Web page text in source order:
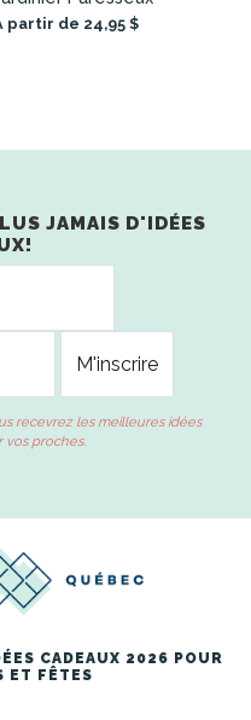
partir de 24,95 $
JAMAIS D'IDÉES
recevrez les meilleures idées
vos proches.
CADEAUX 2026 POUR
ET FÊTES